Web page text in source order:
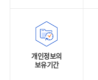
개인정보의
보유기간